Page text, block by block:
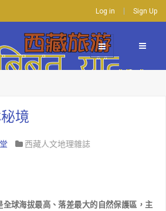
Log in Sign Up
境
西藏人文地理雜誌
球海拔最高、落差最大的自然保護區，主